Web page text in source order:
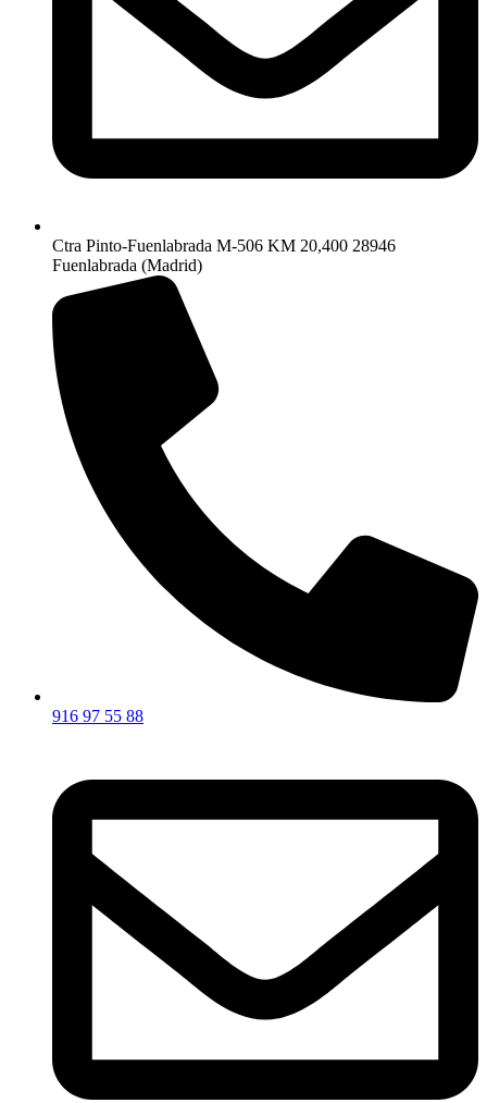
Ctra Pinto-Fuenlabrada M-506 KM 20,400 28946
Fuenlabrada (Madrid)
916 97 55 88